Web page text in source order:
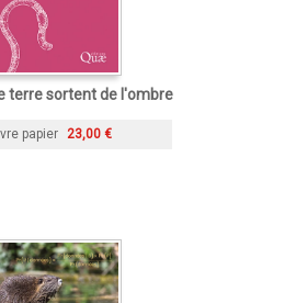
terre sortent de l'ombre
papier 23,00 €